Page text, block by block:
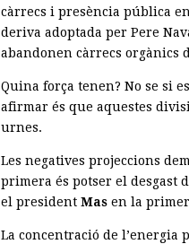
càrrecs i presència pública
deriva adoptada per Pere
abandonen càrrecs orgànics
Quina força tenen? No se si
afirmar és que aquestes
urnes.
Les negatives projeccions
primera és potser el desgast
el president Mas en la
La concentració de l’energia